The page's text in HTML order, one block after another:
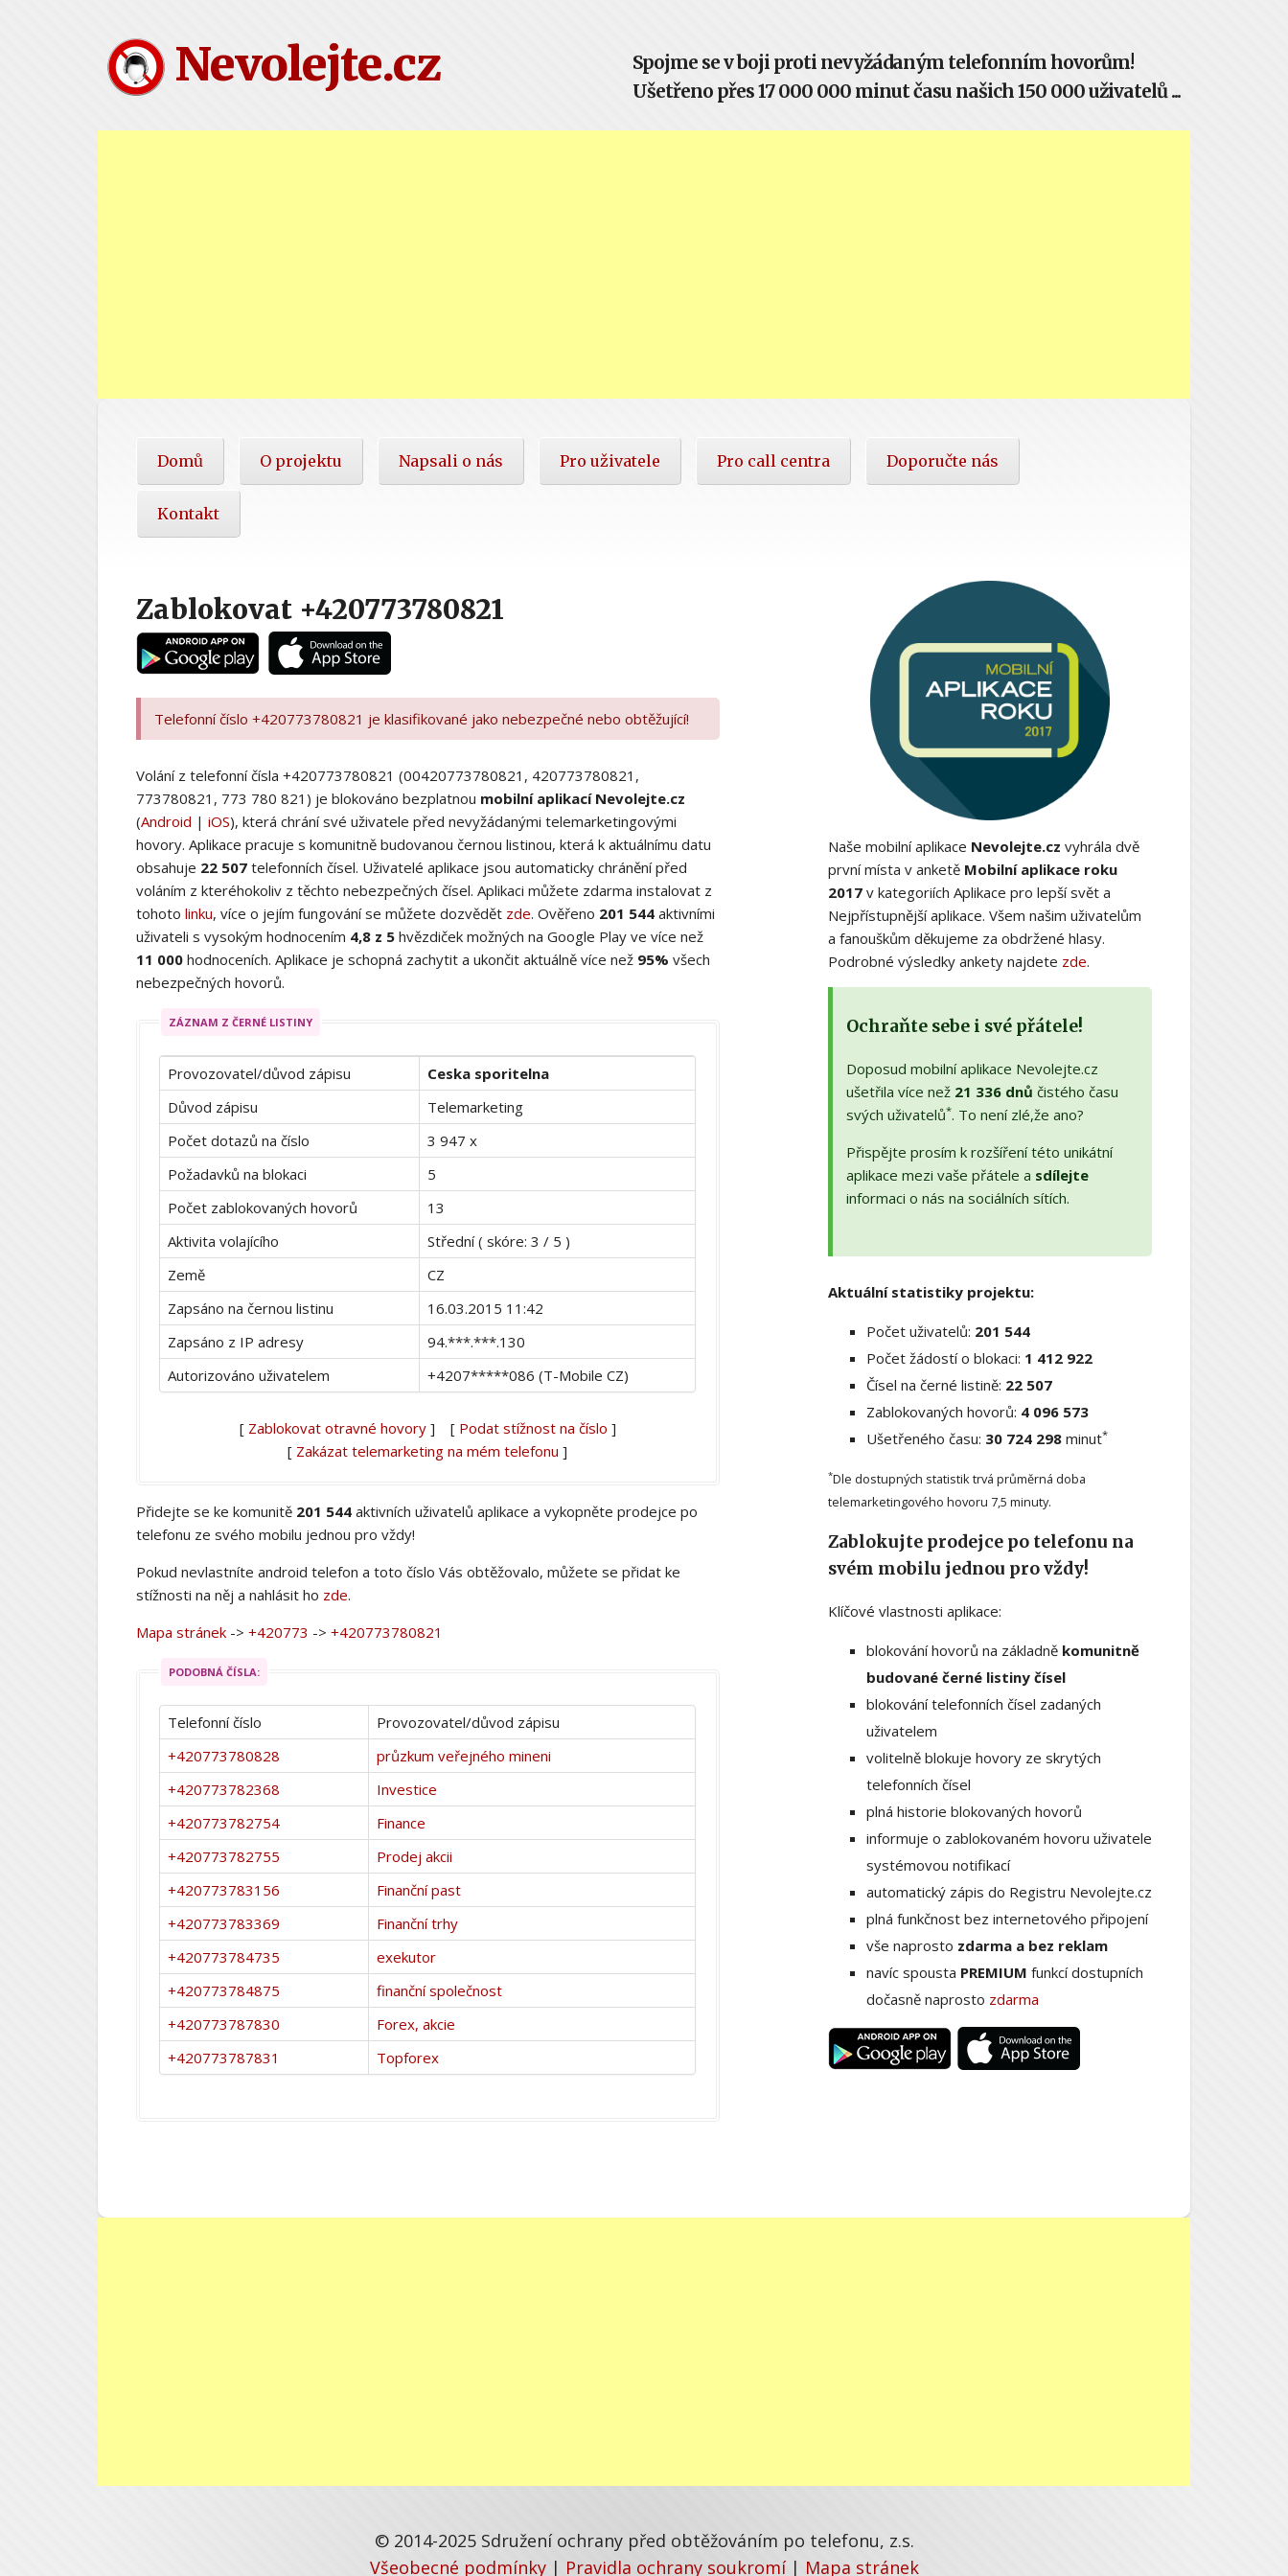
Nevolejte.cz
Spojme se v boji proti nevyžádaným telefonním hovorům!
Ušetřeno přes 17 000 000 minut času našich 150 000 uživatelů ...
Domů O projektu Napsali o nás Pro uživatele Pro call centra Doporučte nás
Kontakt
Zablokovat +420773780821
Telefonní číslo +420773780821 je klasifikované jako nebezpečné nebo obtěžující!
Volání z telefonní čísla +420773780821 (00420773780821, 420773780821,
773780821, 773 780 821) je blokováno bezplatnou mobilní aplikací Nevolejte.cz
(Android | iOS), která chrání své uživatele před nevyžádanými telemarketingovými
hovory. Aplikace pracuje s komunitně budovanou černou listinou, která k aktuálnímu datu
obsahuje 22 507 telefonních čísel. Uživatelé aplikace jsou automaticky chránění před
voláním z kteréhokoliv z těchto nebezpečných čísel. Aplikaci můžete zdarma instalovat z
tohoto linku, více o jejím fungování se můžete dozvědět zde. Ověřeno 201 544 aktivními
uživateli s vysokým hodnocením 4,8 z 5 hvězdiček možných na Google Play ve více než
11 000 hodnoceních. Aplikace je schopná zachytit a ukončit aktuálně více než 95% všech
nebezpečných hovorů.
ZÁZNAM Z ČERNÉ LISTINY
Provozovatel/důvod zápisu
Ceska sporitelna
Důvod zápisu
Telemarketing
Počet dotazů na číslo
3 947 x
Požadavků na blokaci
5
Počet zablokovaných hovorů
13
Aktivita volajícího
Střední ( skóre: 3 / 5 )
Země
CZ
Zapsáno na černou listinu
16.03.2015 11:42
Zapsáno z IP adresy
94.***.***.130
Autorizováno uživatelem
+4207*****086 (T-Mobile CZ)
[ Zablokovat otravné hovory] [ Podat stížnost na číslo ]
[ Zakázat telemarketing na mém telefonu ]
Přidejte se ke komunitě 201 544 aktivních uživatelů aplikace a vykopněte prodejce po
telefonu ze svého mobilu jednou pro vždy!
Pokud nevlastníte android telefon a toto číslo Vás obtěžovalo, můžete se přidat ke
stížnosti na něj a nahlásit ho zde.
Mapa stránek -> +420773 -> +420773780821
PODOBNÁ ČÍSLA:
Telefonní číslo
Provozovatel/důvod zápisu
+420773780828
průzkum veřejného mineni
+420773782368
Investice
+420773782754
Finance
+420773782755
Prodej akcii
+420773783156
Finanční past
+420773783369
Finanční trhy
+420773784735
exekutor
+420773784875
finanční společnost
+420773787830
Forex, akcie
+420773787831
Topforex
Naše mobilní aplikace Nevolejte.cz vyhrála dvě
první místa v anketě Mobilní aplikace roku
2017v kategoriích Aplikace pro lepší svět a
Nejpřístupnější aplikace. Všem našim uživatelům
a fanouškům děkujeme za obdržené hlasy.
Podrobné výsledky ankety najdete zde.
Ochraňte sebe i své přátele!
Doposud mobilní aplikace Nevolejte.cz
ušetřila více než 21 336 dnů čistého času
svých uživatelů*. To není zlé,že ano?
Přispějte prosím k rozšíření této unikátní
aplikace mezi vaše přátele a sdílejte
informaci o nás na sociálních sítích.
Aktuální statistiky projektu:
Počet uživatelů: 201 544
Počet žádostí o blokaci: 1 412 922
Čísel na černé listině: 22 507
Zablokovaných hovorů: 4 096 573
Ušetřeného času: 30 724 298minut*
*Dle dostupných statistik trvá průměrná doba
telemarketingového hovoru 7,5 minuty.
Zablokujte prodejce po telefonu na
svém mobilu jednou pro vždy!
Klíčové vlastnosti aplikace:
blokování hovorů na základně komunitně
budované černé listiny čísel
blokování telefonních čísel zadaných
uživatelem
volitelně blokuje hovory ze skrytých
telefonních čísel
plná historie blokovaných hovorů
informuje o zablokovaném hovoru uživatele
systémovou notifikací
automatický zápis do Registru Nevolejte.cz
plná funkčnost bez internetového připojení
vše naprosto zdarma a bez reklam
navíc spousta PREMIUM funkcí dostupních
dočasně naprosto zdarma
© 2014-2025 Sdružení ochrany před obtěžováním po telefonu, z.s.
Všeobecné podmínky | Pravidla ochrany soukromí | Mapa stránek